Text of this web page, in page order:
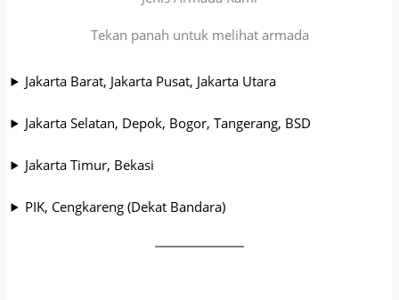
Tekan panah untuk melihat armada
Jakarta Barat, Jakarta Pusat, Jakarta Utara
Jakarta Selatan, Depok, Bogor, Tangerang, BSD
Jakarta Timur, Bekasi
PIK, Cengkareng (Dekat Bandara)